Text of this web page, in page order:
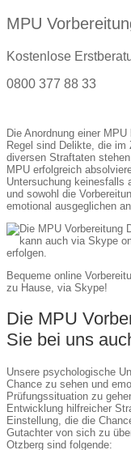
MPU
Kostenlose
0800 377 88 33
Die Anordnung einer
Regel sind Delikte, die im
diversen Straftaten
MPU erfolgreich
Untersuchung keinesfalls
und sowohl die
emotional ausgeglichen
Bequeme online
zu Hause, via Skype!
Die MPU
Sie bei uns
Unsere psychologische
Chance zu sehen und
Prüfungssituation zu
Entwicklung hilfreicher
Einstellung, die die
Gutachter von sich zu
Otzberg sind folgende: